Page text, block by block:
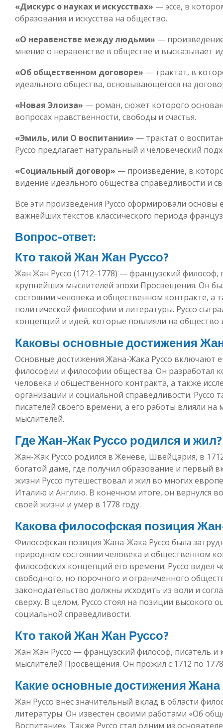
«Дискурс о науках и искусствах» — эссе, в
образования и искусства на общество.
«О неравенстве между людьми» —
мнение о неравенстве в обществе и высказывает
«Об общественном договоре» — трактат, в
идеального общества, основывающегося на
«Новая Элоиза» — роман, сюжет которого
вопросах нравственности, свободы и счастья.
«Эмиль, или О воспитании» — трактат о
Руссо предлагает натуральный и человеческий
«Социальный договор» — произведение, в
видение идеального общества справедливости и
Все эти произведения Руссо сформировали основы
важнейших текстов классического периода
Вопрос-ответ:
Кто такой Жан Жан Руссо?
Жан Жан Руссо (1712-1778) — французский философ,
крупнейших мыслителей эпохи Просвещения. Он
состоянии человека и общественном контракте, а
политической философии и литературы. Руссо
концепций и идей, которые повлияли на общество
Каковы основные достижения
Основные достижения Жана-Жака Руссо включают
философии и философии общества. Он разработал
человека и общественного контракта, а также
организации и социальной справедливости. Руссо
писателей своего времени, а его работы влияли
мыслителей.
Где Жан-Жак Руссо родился и жил?
Жан-Жак Руссо родился в Женеве, Швейцария, в
богатой даме, где получил образование и первый
жизни Руссо путешествовал и жил во многих
Италию и Англию. В конечном итоге, он вернулся
своей жизни и умер в 1778 году.
Какова философская позиция
Философская позиция Жана-Жака Руссо была
природном состоянии человека и общественном
философских концепций его времени. Руссо видел
свободного, но порочного и ограниченного
законодательство должны исходить из воли и
сверху. В целом, Руссо стоял на позиции высокого
социальной справедливости.
Кто такой Жан Жан Руссо?
Жан Жан Руссо — французский философ, писатель
мыслителей Просвещения. Он прожил с 1712 по
Какие основные достижения Жана
Жан Руссо внес значительный вклад в области
литературы. Он известен своими работами «Об
Воспитание». Также Руссо стал одним из